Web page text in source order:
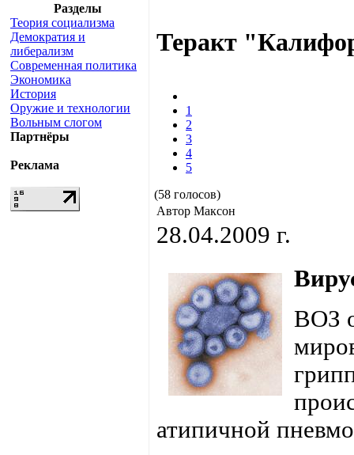
Разделы
Теория социализма
Демократия и
либерализм
Современная политика
Экономика
История
Оружие и технологии
Вольным слогом
Партнёры
Реклама
Теракт
1
2
3
4
5
(58 голосов)
Автор Максон
28.04.2009 г.
ВОЗ
атипичной